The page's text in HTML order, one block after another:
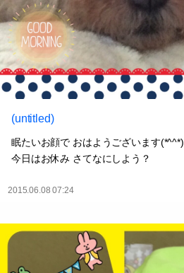
(untitled)
眠たいお顔で おはようございます(*^^*)
今日はお休み さてなにしよう？
2015.06.08 07:24